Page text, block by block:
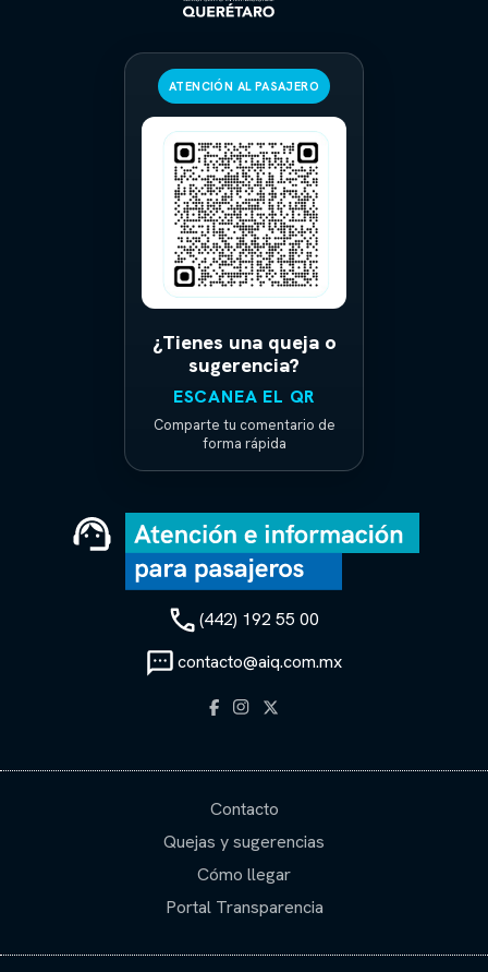
ATENCIÓN AL PASAJERO
¿Tienes una queja o
sugerencia?
ESCANEA EL QR
Comparte tu comentario de
forma rápida
(442) 192 55 00
contacto@aiq.com.mx
Contacto
Quejas y sugerencias
Cómo llegar
Portal Transparencia